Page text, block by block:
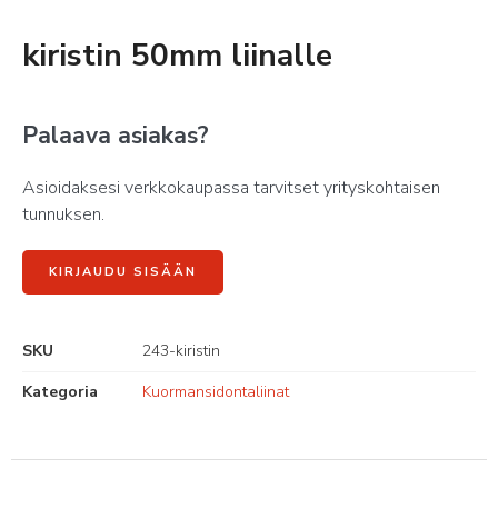
kiristin 50mm liinalle
Palaava asiakas?
Asioidaksesi verkkokaupassa tarvitset yrityskohtaisen
tunnuksen.
KIRJAUDU SISÄÄN
SKU
243-kiristin
Kategoria
Kuormansidontaliinat